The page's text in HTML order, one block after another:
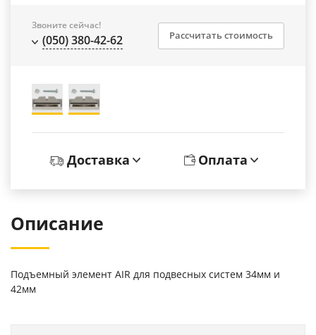
Звоните сейчас!
(050) 380-42-62 Рассчитать стоимость
Доставка Оплата
Описание
Подъемный элемент AIR для подвесных систем 34мм и
42мм